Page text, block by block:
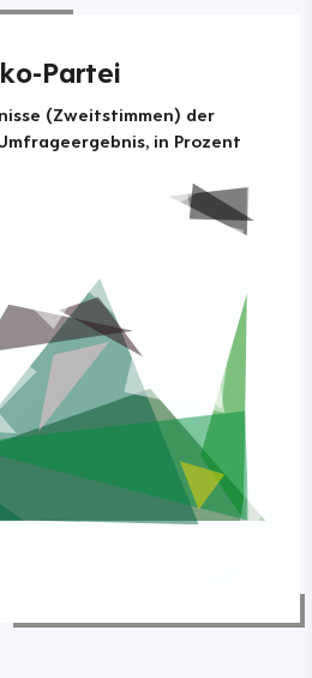
Partei
(Zweitstimmen) der
in Prozent